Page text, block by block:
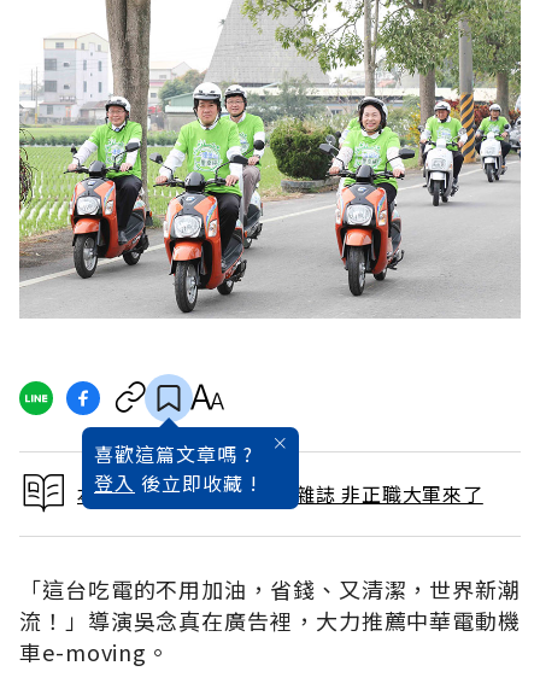
喜歡這篇文章嗎 ?
登入 後立即收藏 !
本文出自 2017 / 11月號雜誌 非正職大軍來了
「這台吃電的不用加油，省錢、又清潔，世界新潮
流！」導演吳念真在廣告裡，大力推薦中華電動機
車e-moving。